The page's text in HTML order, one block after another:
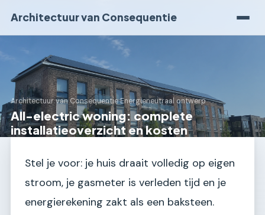
Architectuur van Consequentie
Architectuur van Consequentie›Energieneutraal ontwerp
All-electric woning: complete
installatieoverzicht en kosten
Stel je voor: je huis draait volledig op eigen
stroom, je gasmeter is verleden tijd en je
energierekening zakt als een baksteen.